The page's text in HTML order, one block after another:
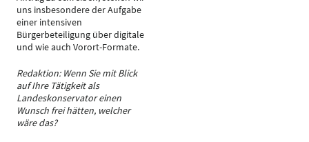
uns insbesondere der Aufgabe
einer intensiven
Bürgerbeteiligung über digitale
und wie auch Vorort-Formate.
Redaktion: Wenn Sie mit Blick
auf Ihre Tätigkeit als
Landeskonservator einen
Wunsch frei hätten, welcher
wäre das?